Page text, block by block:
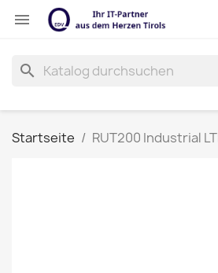

search
Startseite RUT200 Industrial